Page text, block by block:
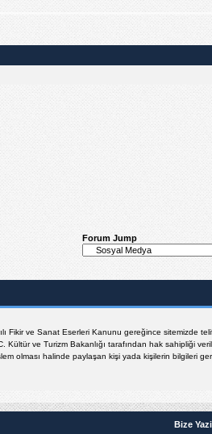
Forum Jump
Fikir ve Sanat Eserleri Kanunu gereğince sitemizde
Kültür ve Turizm Bakanlığı tarafından hak sahipliği
olması halinde paylaşan kişi yada kişilerin bilgileri
Bize